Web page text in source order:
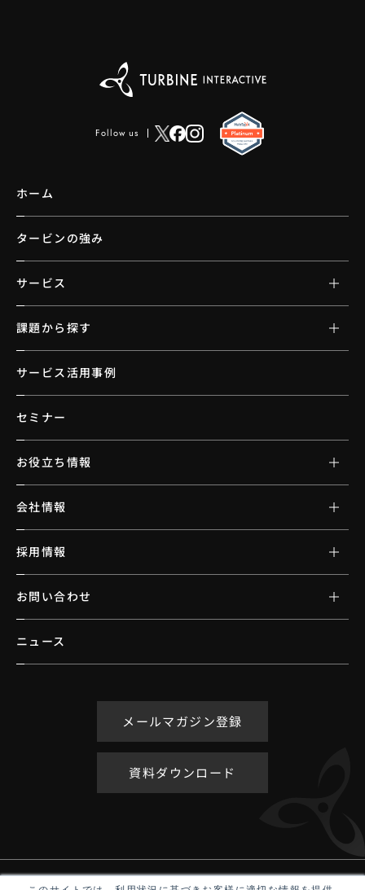
Follow us
ホーム
タービンの強み
サービス
課題から探す
サービス活用事例
セミナー
お役立ち情報
会社情報
採用情報
お問い合わせ
ニュース
メールマガジン登録
資料ダウンロード
アクセシビリティポリシー